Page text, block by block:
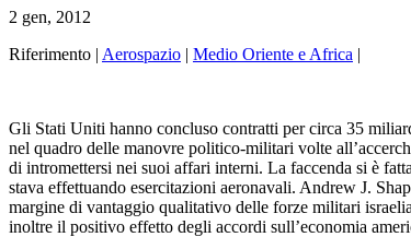
2 gen, 2012
Riferimento | Aerospazio | Medio Oriente e Africa |
Gli Stati Uniti hanno concluso contratti per circa 35
nel quadro delle manovre politico-militari volte
di intromettersi nei suoi affari interni. La faccenda si è
stava effettuando esercitazioni aeronavali. Andrew J.
margine di vantaggio qualitativo delle forze militari
inoltre il positivo effetto degli accordi sull’economia